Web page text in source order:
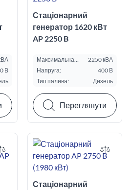
В
Стаціонарний
генератор 1620 кВт
AP 2250 B
Максимальна
потужність ESP,
кВА:
2250 кВА
Напруга:
400 В
Тип палива:
Дизель
Переглянути
Стаціонарний